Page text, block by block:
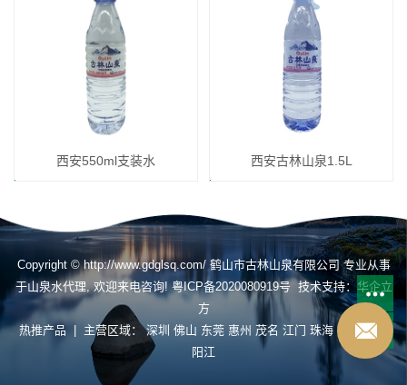
西安550ml支装水 西安古林山泉1.5L
Copyright © http://www.gdglsq.com/ 鹤山市古林山泉有限公司 专业从事
于山泉水代理, 欢迎来电咨询!粤ICP备2020080919号技术支持：华企立
方
热推产品 | 主营区域：深圳 佛山 东莞 惠州 茂名 江门 珠海 揭阳 肇庆
阳江